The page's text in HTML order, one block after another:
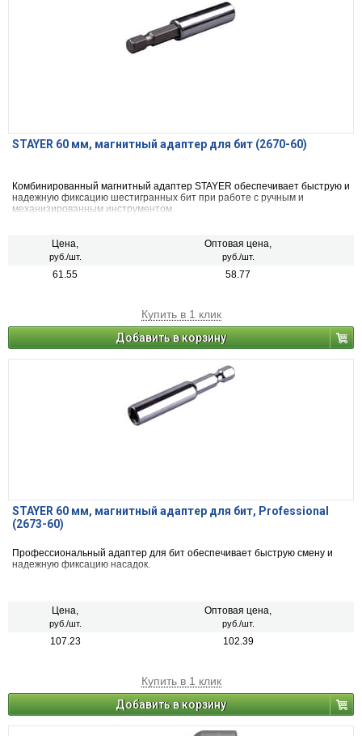
STAYER 60 мм, магнитный адаптер для бит (2670-60)
Комбинированный магнитный адаптер STAYER обеспечивает быструю и
надежную фиксацию шестигранных бит при работе с ручным и
механизированным инструментом.
Цена,
руб./шт.
Оптовая цена,
руб./шт.
61.55 58.77
Купить в 1 клик
Добавить в корзину
STAYER 60 мм, магнитный адаптер для бит, Professional
(2673-60)
Профессиональный адаптер для бит обеспечивает быструю смену и
надежную фиксацию насадок.
Цена,
руб./шт.
Оптовая цена,
руб./шт.
107.23 102.39
Купить в 1 клик
Добавить в корзину